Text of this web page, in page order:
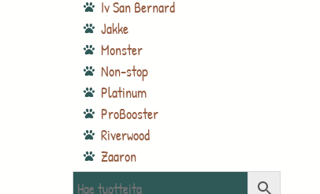
Iv San Bernard
Jakke
Monster
Non-stop
Platinum
ProBooster
Riverwood
Zaaron